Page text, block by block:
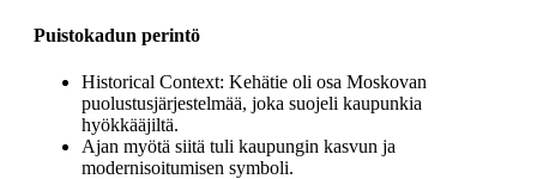
Puistokadun perintö
Historical Context: Kehätie oli osa Moskovan
puolustusjärjestelmää, joka suojeli kaupunkia
hyökkääjiltä.
Ajan myötä siitä tuli kaupungin kasvun ja
modernisoitumisen symboli.